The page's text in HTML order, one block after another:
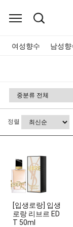
여성향수 남성향
정렬
[입생로랑] 입생
로랑 리브르 ED
T 50ml